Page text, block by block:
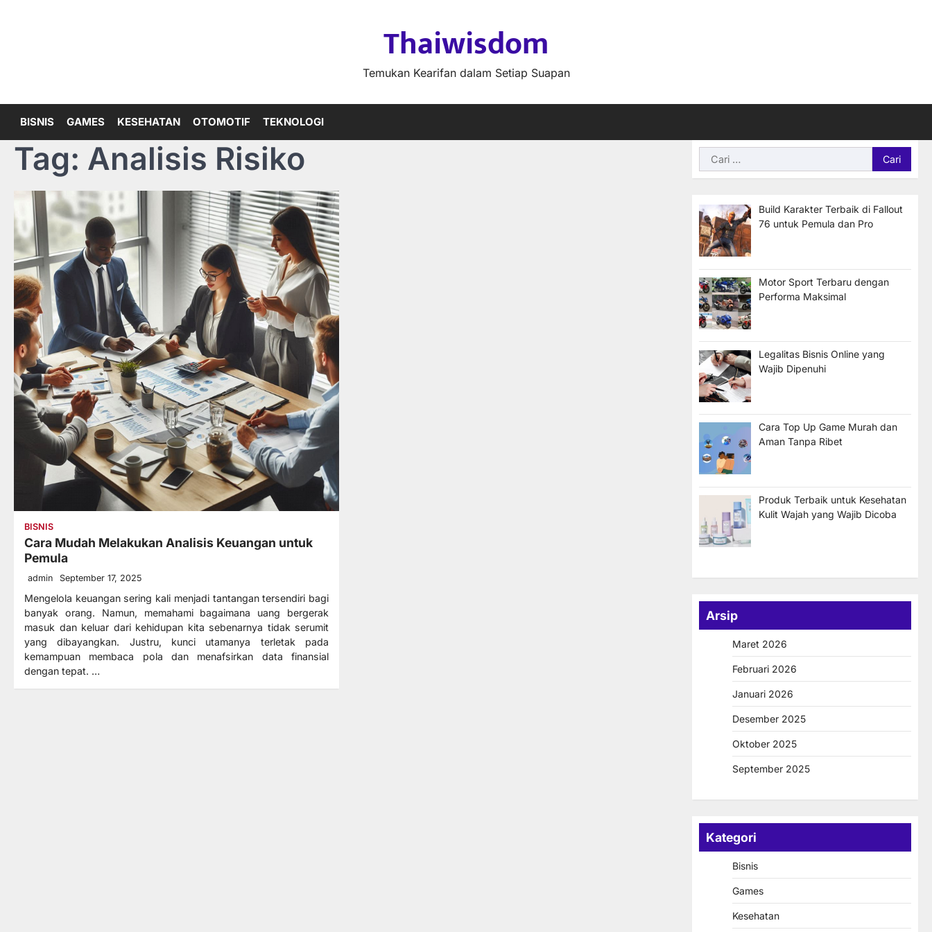
Thaiwisdom
Temukan Kearifan dalam Setiap Suapan
BISNIS GAMES KESEHATAN OTOMOTIF TEKNOLOGI
Tag: Analisis Risiko
BISNIS
Cara Mudah Melakukan Analisis Keuangan untuk
Pemula
admin September 17, 2025
Mengelola keuangan sering kali menjadi tantangan tersendiri bagi
banyak orang. Namun, memahami bagaimana uang bergerak
masuk dan keluar dari kehidupan kita sebenarnya tidak serumit
yang dibayangkan. Justru, kunci utamanya terletak pada
kemampuan membaca pola dan menafsirkan data finansial
dengan tepat. …
Cari
untuk:
Build Karakter Terbaik di Fallout
76 untuk Pemula dan Pro
Motor Sport Terbaru dengan
Performa Maksimal
Legalitas Bisnis Online yang
Wajib Dipenuhi
Cara Top Up Game Murah dan
Aman Tanpa Ribet
Produk Terbaik untuk Kesehatan
Kulit Wajah yang Wajib Dicoba
Arsip
Maret 2026
Februari 2026
Januari 2026
Desember 2025
Oktober 2025
September 2025
Kategori
Bisnis
Games
Kesehatan